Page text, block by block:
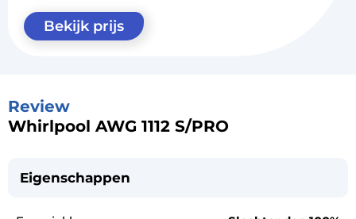
Bekijk prijs
Review
Whirlpool AWG 1112 S/PRO
Eigenschappen